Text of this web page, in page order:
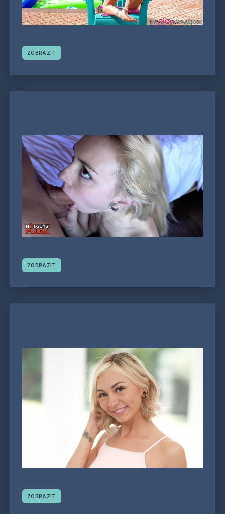
ZOBRAZIT
ZOBRAZIT
ZOBRAZIT